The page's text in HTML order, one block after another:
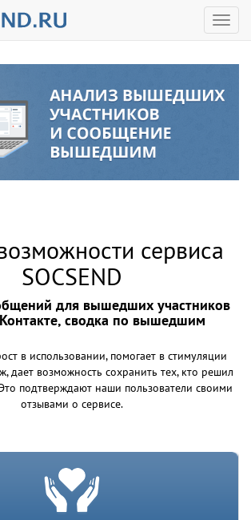
сервиса
SOCSEND
для вышедших участников
сводка по вышедшим
в использовании, помогает в стимуляции
дает возможность сохранить тех, кто решил
подтверждают наши пользователи своими
отзывами о сервисе.